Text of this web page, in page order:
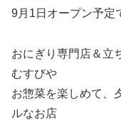
9月1日オープン予定
おにぎり専門店＆立
むすびや
お惣菜を楽しめて、
ルなお店